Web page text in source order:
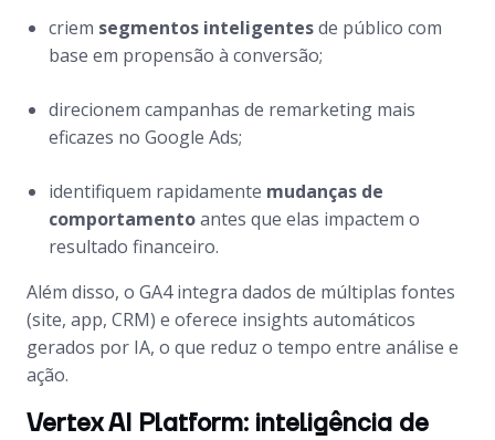
criem segmentos inteligentesde público com
base em propensão à conversão;
direcionem campanhas de remarketing mais
eficazes no Google Ads;
identifiquem rapidamente mudanças de
comportamentoantes que elas impactem o
resultado financeiro.
Além disso, o GA4 integra dados de múltiplas fontes
(site, app, CRM) e oferece insights automáticos
gerados por IA, o que reduz o tempo entre análise e
ação.
Vertex AI Platform: inteligência de